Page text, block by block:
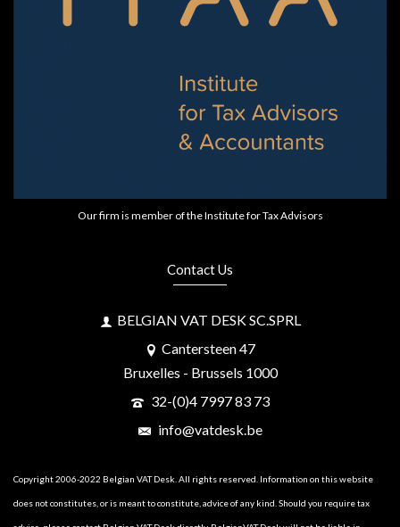
Our firm is member of the Institute for Tax Advisors
Contact Us
BELGIAN VAT DESK SC.SPRL
Cantersteen 47
Bruxelles - Brussels 1000
32-(0)4 7997 83 73
info@vatdesk.be
Copyright 2006-2022 Belgian VAT Desk. All rights reserved. Information on this website
does not constitutes, or is meant to constitute, advice of any kind. Should you require tax